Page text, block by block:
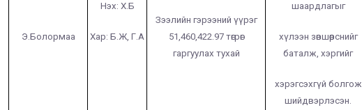
Э.Болормаа
Нэх: Х.Б
Хар: Б.Ж, Г.А
Зээлийн гэрээний үүрэг
51,460,422.97 төгрөг
гаргуулах тухай
шаардлагыг
хүлээн зөвшөөрснийг
баталж, хэргийг
хэрэгсэхгүй болгож
шийдвэрлэсэн.